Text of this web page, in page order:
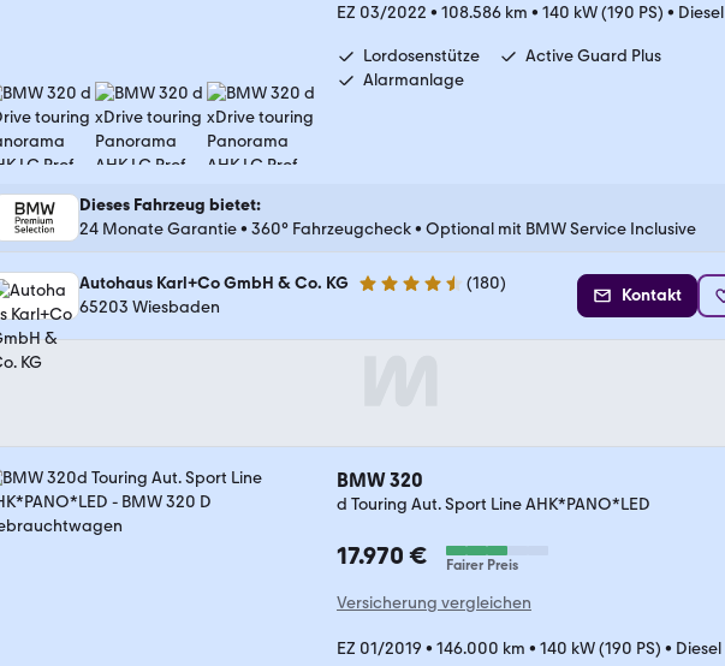
EZ 03/2022 • 108.586 km • 140 kW (190 PS) • Diesel
Lordosenstütze
Active Guard Plus
Alarmanlage
Dieses Fahrzeug bietet:
24 Monate Garantie• 360° Fahrzeugcheck• Optional mit BMW Service Inclusive
Autohaus Karl+Co GmbH & Co. KG 4.5 Sterne (180)
65203 Wiesbaden
Kontakt
BMW 320
d Touring Aut. Sport Line AHK*PANO*LED
17.970 € Fairer Preis
Versicherung vergleichen
EZ 01/2019 • 146.000 km • 140 kW (190 PS) • Diesel